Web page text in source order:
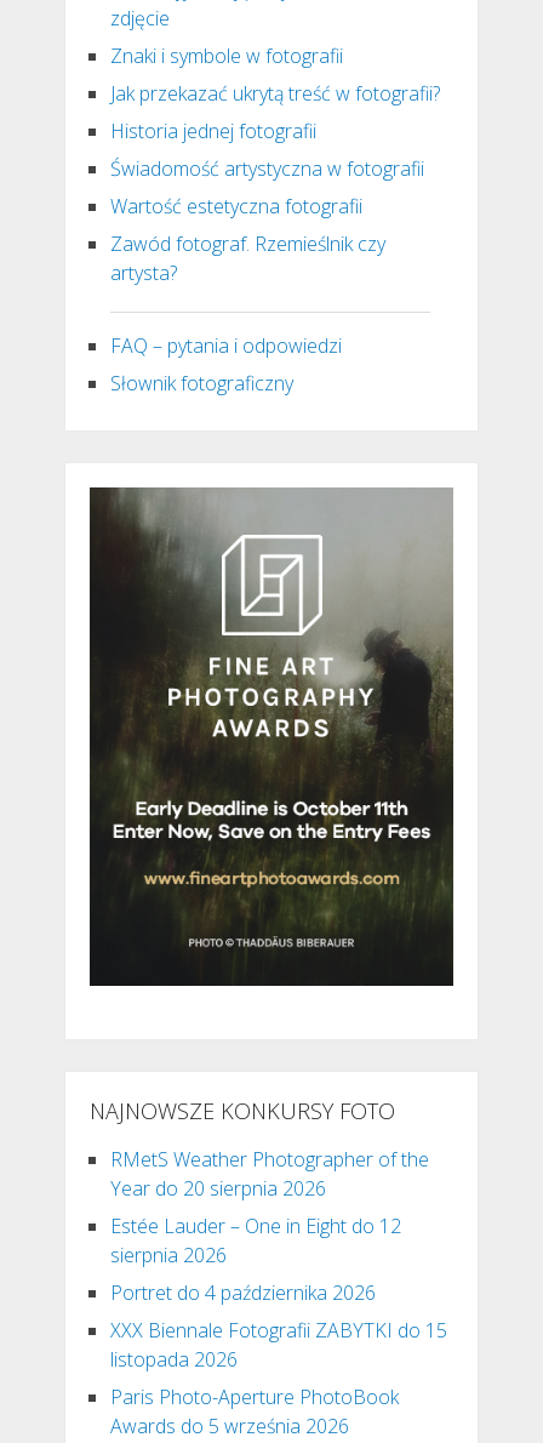
zdjęcie
Znaki i symbole w fotografii
Jak przekazać ukrytą treść w fotografii?
Historia jednej fotografii
Świadomość artystyczna w fotografii
Wartość estetyczna fotografii
Zawód fotograf. Rzemieślnik czy
artysta?
FAQ – pytania i odpowiedzi
Słownik fotograficzny
NAJNOWSZE KONKURSY FOTO
RMetS Weather Photographer of the
Year do 20 sierpnia 2026
Estée Lauder – One in Eight do 12
sierpnia 2026
Portret do 4 października 2026
XXX Biennale Fotografii ZABYTKI do 15
listopada 2026
Paris Photo-Aperture PhotoBook
Awards do 5 września 2026